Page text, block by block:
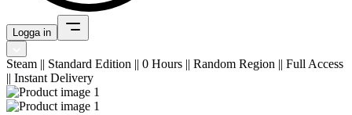
Logga in
Steam || Standard Edition || 0 Hours || Random Region || Full Access
|| Instant Delivery